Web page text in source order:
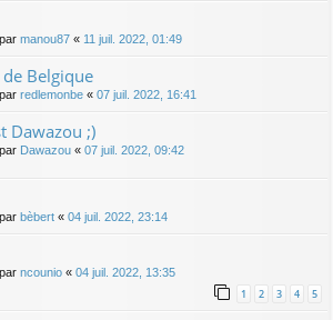
manou87 « 11 juil. 2022, 01:49
Belgique
redlemonbe « 07 juil. 2022, 16:41
Dawazou ;)
Dawazou « 07 juil. 2022, 09:42
bèbert « 04 juil. 2022, 23:14
ncounio « 04 juil. 2022, 13:35
1 2 3 4 5